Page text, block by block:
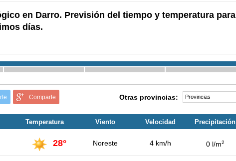
en Darro. Previsión del tiempo y temperatura para
días.
Comparte Otras provincias:
Temperatura Viento Velocidad Precipitación
28° Noreste 4 km/h 0 l/m2